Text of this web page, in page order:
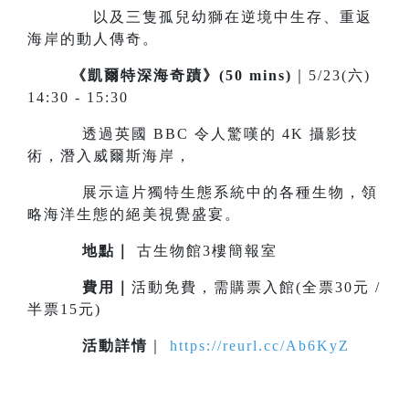
以及三隻孤兒幼獅在逆境中生存、重返
海岸的動人傳奇。
《凱爾特深海奇蹟》(50 mins)
｜5/23(六)
14:30 - 15:30
透過英國 BBC 令人驚嘆的 4K 攝影技
術，潛入威爾斯海岸，
展示這片獨特生態系統中的各種生物，領
略海洋生態的絕美視覺盛宴。
地點｜ 古生物館3樓簡報室
費用｜ 活動免費，需購票入館(全票30元 /
半票15元)
活動詳情 https://reurl.cc/Ab6KyZ